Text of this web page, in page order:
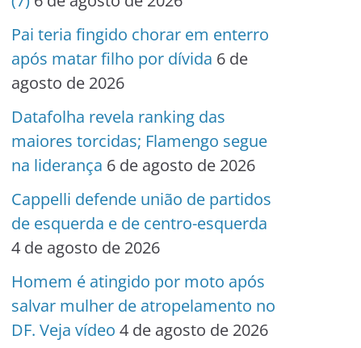
Pai teria fingido chorar em enterro
após matar filho por dívida 6 de
agosto de 2026
Datafolha revela ranking das
maiores torcidas; Flamengo segue
na liderança 6 de agosto de 2026
Cappelli defende união de partidos
de esquerda e de centro-esquerda
4 de agosto de 2026
Homem é atingido por moto após
salvar mulher de atropelamento no
DF. Veja vídeo 4 de agosto de 2026